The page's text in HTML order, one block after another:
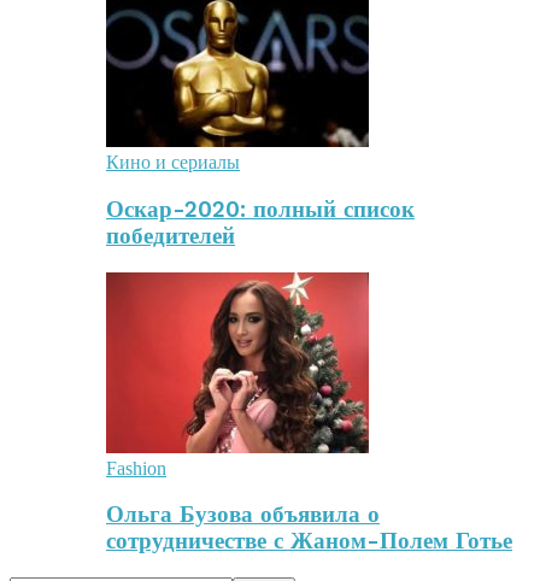
Кино и сериалы
Оскар-2020: полный список
победителей
Fashion
Ольга Бузова объявила о
сотрудничестве с Жаном-Полем Готье